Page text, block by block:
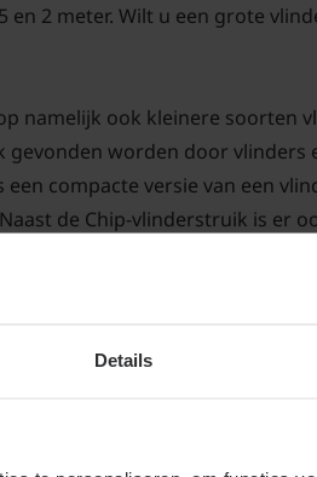
Details
2 meter. Wilt u een grote
namelijk ook kleinere soorten
worden door vlinders
een compacte versie van een
de Chip-vlinderstruik is er
maar hebben nog steeds
zich af. De Vlinderstruik